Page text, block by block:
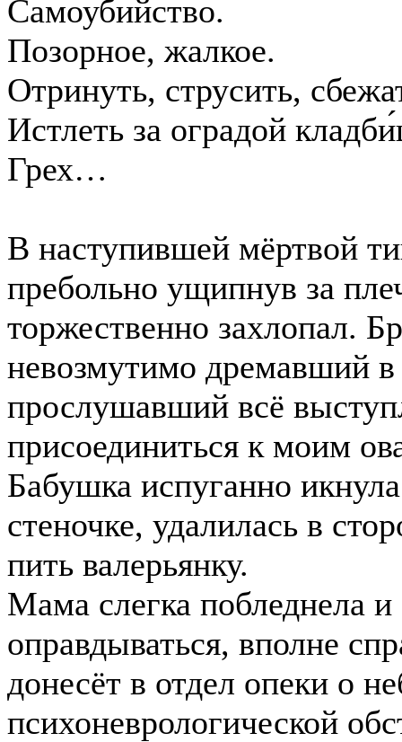
Самоубийство.
Позорное, жалкое.
Отринуть, струсить,
Истлеть за оградой
Грех…
В наступившей мёртвой
пребольно ущипнув за
торжественно захлопал.
невозмутимо дремавший
прослушавший всё
присоединиться к моим
Бабушка испуганно
стеночке, удалилась в
пить валерьянку.
Мама слегка побледнела
оправдываться, вполне
донесёт в отдел опеки о
психоневрологической